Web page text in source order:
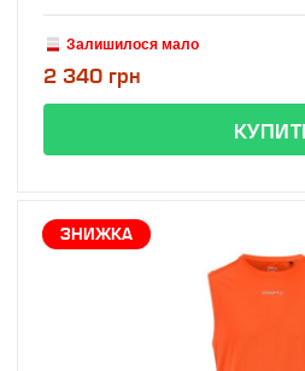
Залишилося мало
2 340 грн
ЗНИЖКА